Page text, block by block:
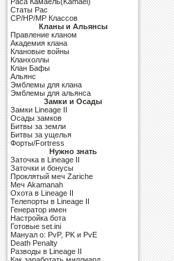
Cтаты Рас
CP/HP/MP Классов
Кланы и Альянсы
Правление кланом
Академия клана
Клановые войны
Кланхоллы
Клан Бафы
Альянс
Эмблемы для клана
Эмблемы для альянса
Замки и Осады
Замки Lineage II
Осады замков
Битвы за земли
Битвы за ущелья
Форты/Fortress
Нужно знать
Заточка в Lineage II
Заточки и бонусы
Проклятый меч Zariche
Меч Akamanah
Охота в Lineage II
Телепорты в Lineage II
Генератор имен
Настройка бота
Готовые set.ini
Мануал о: PvP, PK и PvE
Death Penalty
Разводы в Lineage II